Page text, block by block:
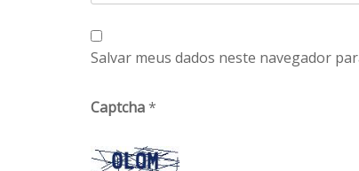
Salvar meus dados neste navegador
Captcha*